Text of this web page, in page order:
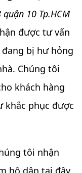
10 Tp.HCM
được tư vấn
bị hư hỏng
Chúng tôi
khách hàng
khắc phục được
tôi nhận
hộ dân tại đây